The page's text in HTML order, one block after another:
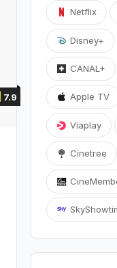
7.9
Netflix
Disney+
CANAL+
Apple TV
Viaplay
Cinetree